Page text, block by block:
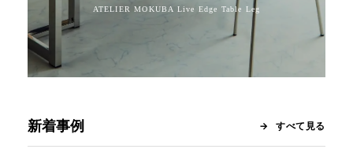
新着事例 すべて見る